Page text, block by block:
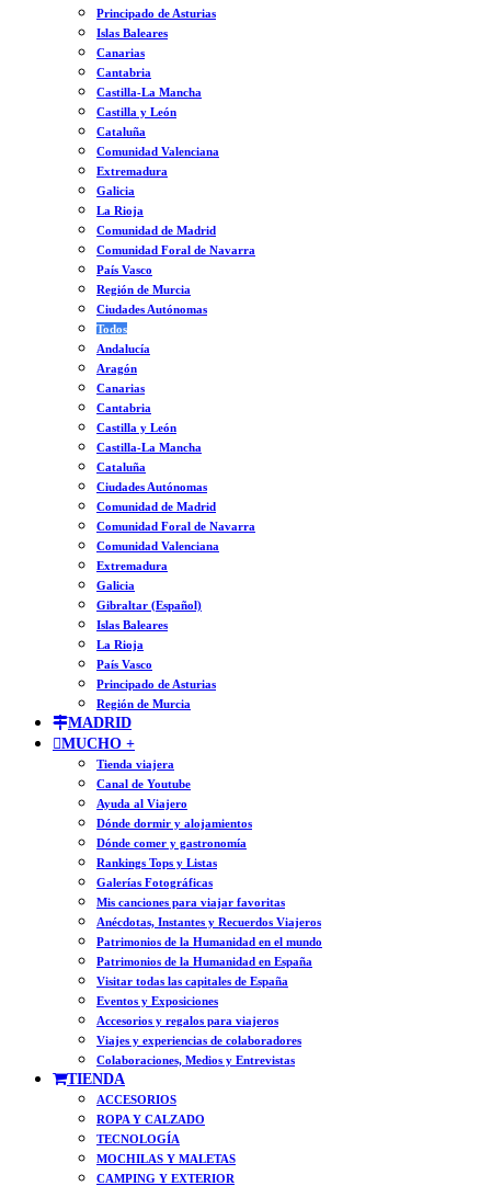
Principado de Asturias
Islas Baleares
Canarias
Cantabria
Castilla-La Mancha
Castilla y León
Cataluña
Comunidad Valenciana
Extremadura
Galicia
La Rioja
Comunidad de Madrid
Comunidad Foral de Navarra
País Vasco
Región de Murcia
Ciudades Autónomas
Todos
Andalucía
Aragón
Canarias
Cantabria
Castilla y León
Castilla-La Mancha
Cataluña
Ciudades Autónomas
Comunidad de Madrid
Comunidad Foral de Navarra
Comunidad Valenciana
Extremadura
Galicia
Gibraltar (Español)
Islas Baleares
La Rioja
País Vasco
Principado de Asturias
Región de Murcia
MADRID
MUCHO +
Tienda viajera
Canal de Youtube
Ayuda al Viajero
Dónde dormir y alojamientos
Dónde comer y gastronomía
Rankings Tops y Listas
Galerías Fotográficas
Mis canciones para viajar favoritas
Anécdotas, Instantes y Recuerdos Viajeros
Patrimonios de la Humanidad en el mundo
Patrimonios de la Humanidad en España
Visitar todas las capitales de España
Eventos y Exposiciones
Accesorios y regalos para viajeros
Viajes y experiencias de colaboradores
Colaboraciones, Medios y Entrevistas
TIENDA
ACCESORIOS
ROPA Y CALZADO
TECNOLOGÍA
MOCHILAS Y MALETAS
CAMPING Y EXTERIOR